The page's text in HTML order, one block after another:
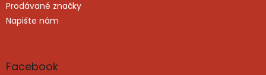
Prodávané značky
Napište nám
Facebook